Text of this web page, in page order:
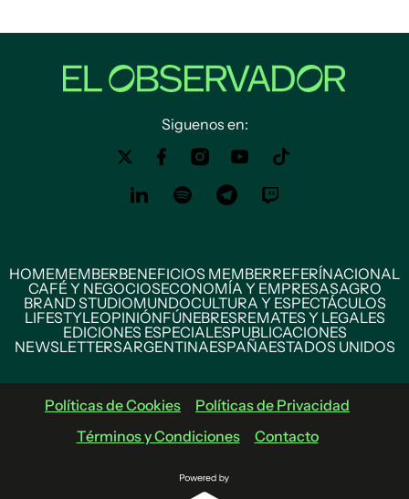
Siguenos en:
HOMEMEMBERBENEFICIOS MEMBERREFERÍNACIONAL
CAFÉ Y NEGOCIOSECONOMÍA Y EMPRESASAGRO
BRAND STUDIOMUNDOCULTURA Y ESPECTÁCULOS
LIFESTYLEOPINIÓNFÚNEBRESREMATES Y LEGALES
EDICIONES ESPECIALESPUBLICACIONES
NEWSLETTERSARGENTINAESPAÑAESTADOS UNIDOS
Políticas de Cookies
Políticas de Privacidad
Términos y Condiciones
Contacto